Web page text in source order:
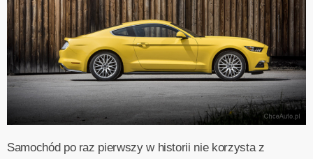
Samochód po raz pierwszy w historii nie korzysta z